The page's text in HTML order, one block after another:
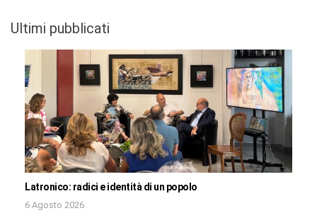
Ultimi pubblicati
Latronico: radici e identità di un popolo
6 Agosto 2026